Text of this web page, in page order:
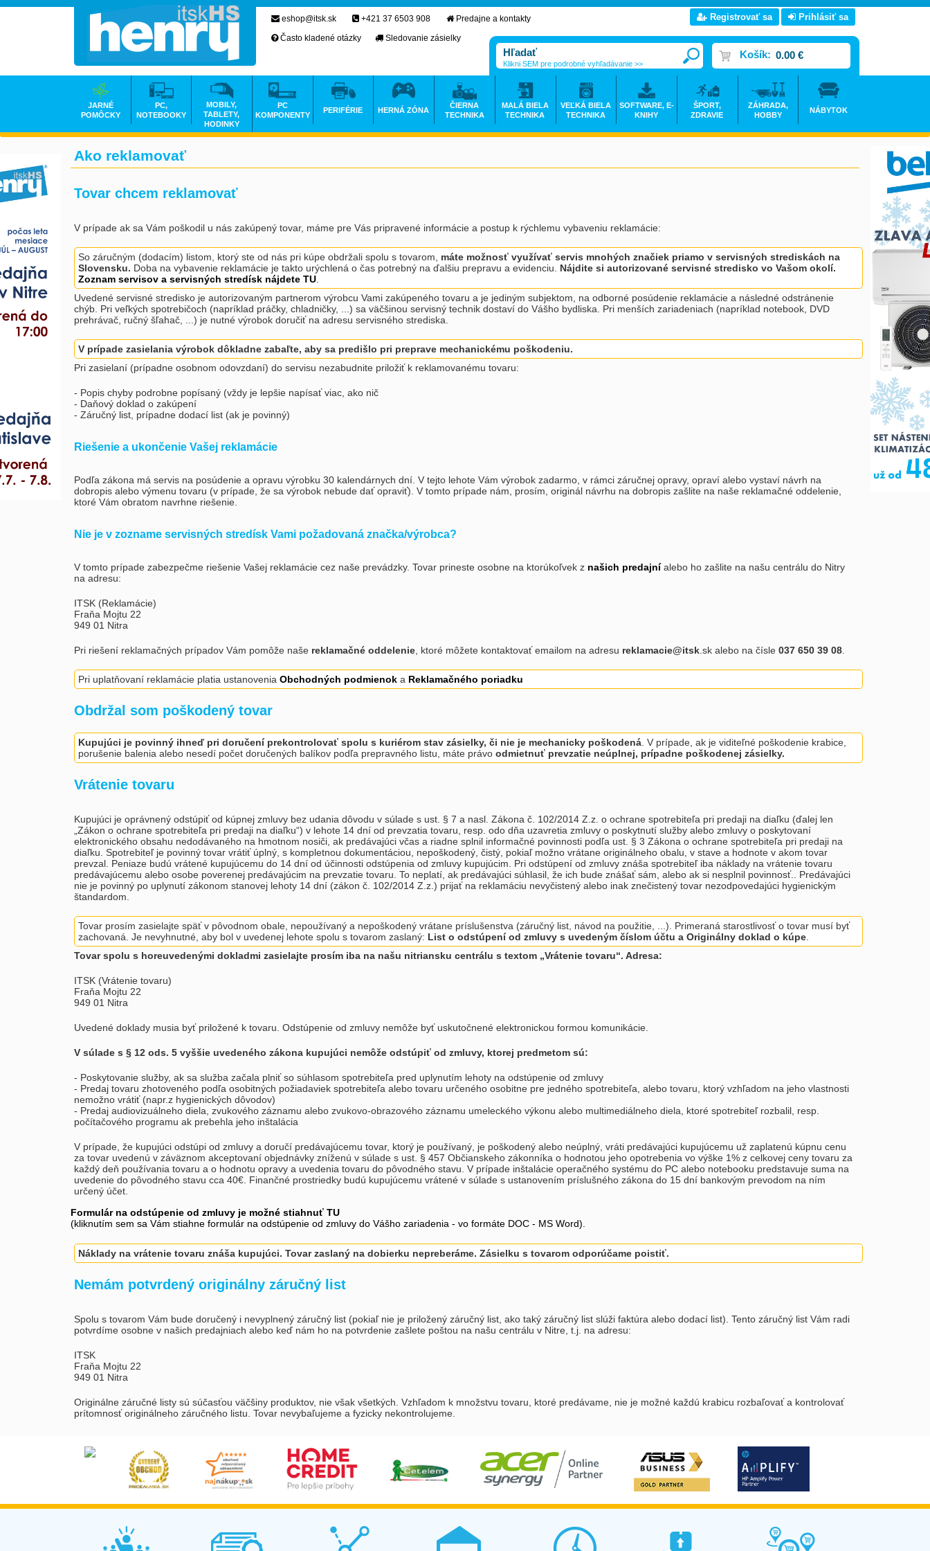
Ako reklamovať
Tovar chcem reklamovať
V prípade ak sa Vám poškodil u nás zakúpený tovar, máme pre Vás pripravené informácie a postup k rýchlemu vybaveniu reklamácie:
So záručným (dodacím) listom, ktorý ste od nás pri kúpe obdržali spolu s tovarom, máte možnosť využívať servis mnohých značiek priamo v servisných strediskách na
Slovensku. Doba na vybavenie reklamácie je takto urýchlená o čas potrebný na ďalšiu prepravu a evidenciu. Nájdite si autorizované servisné stredisko vo Vašom okolí.
Zoznam servisov a servisných stredísk nájdete TU
Uvedené servisné stredisko je autorizovaným partnerom výrobcu Vami zakúpeného tovaru a je jediným subjektom, na odborné posúdenie reklamácie a následné odstránenie
chýb. Pri veľkých spotrebičoch (napríklad práčky, chladničky, ...) sa väčšinou servisný technik dostaví do Vášho bydliska. Pri menších zariadeniach (napríklad notebook, DVD
prehrávač, ručný šľahač, ...) je nutné výrobok doručiť na adresu servisného strediska.
V prípade zasielania výrobok dôkladne zabaľte, aby sa predišlo pri preprave mechanickému poškodeniu.
Pri zasielaní (prípadne osobnom odovzdaní) do servisu nezabudnite priložiť k reklamovanému tovaru:
- Popis chyby podrobne popísaný (vždy je lepšie napísať viac, ako nič
- Daňový doklad o zakúpení
- Záručný list, prípadne dodací list (ak je povinný)
Riešenie a ukončenie Vašej reklamácie
Podľa zákona má servis na posúdenie a opravu výrobku 30 kalendárnych dní. V tejto lehote Vám výrobok zadarmo, v rámci záručnej opravy, opraví alebo vystaví návrh na
dobropis alebo výmenu tovaru (v prípade, že sa výrobok nebude dať opraviť). V tomto prípade nám, prosím, originál návrhu na dobropis zašlite na naše reklamačné oddelenie,
ktoré Vám obratom navrhne riešenie.
Nie je v zozname servisných stredísk Vami požadovaná značka/výrobca?
V tomto prípade zabezpečme riešenie Vašej reklamácie cez naše prevádzky. Tovar prineste osobne na ktorúkoľvek z našich predajníalebo ho zašlite na našu centrálu do Nitry
na adresu:
ITSK (Reklamácie)
Fraňa Mojtu 22
949 01 Nitra
Pri riešení reklamačných prípadov Vám pomôže naše reklamačné oddelenie , ktoré môžete kontaktovať emailom na adresu reklamacie@itsk .sk alebo na čísle 037 650 39 08
Pri uplatňovaní reklamácie platia ustanovenia Obchodných podmienok a Reklamačného poriadku
Obdržal som poškodený tovar
Kupujúci je povinný ihneď pri doručení prekontrolovať spolu s kuriérom stav zásielky, či nie je mechanicky poškodená . V prípade, ak je viditeľné poškodenie krabice,
porušenie balenia alebo nesedí počet doručených balíkov podľa prepravného listu, máte právo odmietnuť prevzatie neúplnej, prípadne poškodenej zásielky.
Vrátenie tovaru
Kupujúci je oprávnený odstúpiť od kúpnej zmluvy bez udania dôvodu v súlade s ust. § 7 a nasl. Zákona č. 102/2014 Z.z. o ochrane spotrebiteľa pri predaji na diaľku (ďalej len
„Zákon o ochrane spotrebiteľa pri predaji na diaľku“) v lehote 14 dní od prevzatia tovaru, resp. odo dňa uzavretia zmluvy o poskytnutí služby alebo zmluvy o poskytovaní
elektronického obsahu nedodávaného na hmotnom nosiči, ak predávajúci včas a riadne splnil informačné povinnosti podľa ust. § 3 Zákona o ochrane spotrebiteľa pri predaji na
diaľku. Spotrebiteľ je povinný tovar vrátiť úplný, s kompletnou dokumentáciou, nepoškodený, čistý, pokiaľ možno vrátane originálneho obalu, v stave a hodnote v akom tovar
prevzal. Peniaze budú vrátené kupujúcemu do 14 dní od účinnosti odstúpenia od zmluvy kupujúcim. Pri odstúpení od zmluvy znáša spotrebiteľ iba náklady na vrátenie tovaru
predávajúcemu alebo osobe poverenej predávajúcim na prevzatie tovaru. To neplatí, ak predávajúci súhlasil, že ich bude znášať sám, alebo ak si nesplnil povinnosť.. Predávajúci
nie je povinný po uplynutí zákonom stanovej lehoty 14 dní (zákon č. 102/2014 Z.z.) prijať na reklamáciu nevyčistený alebo inak znečistený tovar nezodpovedajúci hygienickým
štandardom.
Tovar prosím zasielajte späť v pôvodnom obale, nepoužívaný a nepoškodený vrátane príslušenstva (záručný list, návod na použitie, ...). Primeraná starostlivosť o tovar musí byť
zachovaná. Je nevyhnutné, aby bol v uvedenej lehote spolu s tovarom zaslaný: List o odstúpení od zmluvy s uvedeným číslom účtu a Originálny doklad o kúpe
Tovar spolu s horeuvedenými dokladmi zasielajte prosím iba na našu nitriansku centrálu s textom „Vrátenie tovaru“. Adresa:
ITSK (Vrátenie tovaru)
Fraňa Mojtu 22
949 01 Nitra
Uvedené doklady musia byť priložené k tovaru. Odstúpenie od zmluvy nemôže byť uskutočnené elektronickou formou komunikácie.
V súlade s § 12 ods. 5 vyššie uvedeného zákona kupujúci nemôže odstúpiť od zmluvy, ktorej predmetom sú:
- Poskytovanie služby, ak sa služba začala plniť so súhlasom spotrebiteľa pred uplynutím lehoty na odstúpenie od zmluvy
- Predaj tovaru zhotoveného podľa osobitných požiadaviek spotrebiteľa alebo tovaru určeného osobitne pre jedného spotrebiteľa, alebo tovaru, ktorý vzhľadom na jeho vlastnosti
nemožno vrátiť (napr.z hygienických dôvodov)
- Predaj audiovizuálneho diela, zvukového záznamu alebo zvukovo-obrazového záznamu umeleckého výkonu alebo multimediálneho diela, ktoré spotrebiteľ rozbalil, resp.
počítačového programu ak prebehla jeho inštalácia
V prípade, že kupujúci odstúpi od zmluvy a doručí predávajúcemu tovar, ktorý je používaný, je poškodený alebo neúplný, vráti predávajúci kupujúcemu už zaplatenú kúpnu cenu
za tovar uvedenú v záväznom akceptovaní objednávky zníženú v súlade s ust. § 457 Občianskeho zákonníka o hodnotou jeho opotrebenia vo výške 1% z celkovej ceny tovaru za
každý deň používania tovaru a o hodnotu opravy a uvedenia tovaru do pôvodného stavu. V prípade inštalácie operačného systému do PC alebo notebooku predstavuje suma na
uvedenie do pôvodného stavu cca 40€. Finančné prostriedky budú kupujúcemu vrátené v súlade s ustanovením príslušného zákona do 15 dní bankovým prevodom na ním
určený účet.
Formulár na odstúpenie od zmluvy je možné stiahnuť TU
(kliknutím sem sa Vám stiahne formulár na odstúpenie od zmluvy do Vášho zariadenia - vo formáte DOC - MS Word).
Náklady na vrátenie tovaru znáša kupujúci. Tovar zaslaný na dobierku nepreberáme. Zásielku s tovarom odporúčame poistiť.
Nemám potvrdený originálny záručný list
Spolu s tovarom Vám bude doručený i nevyplnený záručný list (pokiaľ nie je priložený záručný list, ako taký záručný list slúži faktúra alebo dodací list). Tento záručný list Vám radi
potvrdíme osobne v našich predajniach alebo keď nám ho na potvrdenie zašlete poštou na našu centrálu v Nitre, t.j. na adresu:
ITSK
Fraňa Mojtu 22
949 01 Nitra
Originálne záručné listy sú súčasťou väčšiny produktov, nie však všetkých. Vzhľadom k množstvu tovaru, ktoré predávame, nie je možné každú krabicu rozbaľovať a kontrolovať
prítomnosť originálneho záručného listu. Tovar nevybaľujeme a fyzicky nekontrolujeme.
eshop@itsk.sk +421 37 6503 908
Predajne a kontakty
Často kladené otázky
Sledovanie zásielky
Registrovať sa Prihlásiť sa
Košík: 0.00 €
Klikni SEM pre podrobné vyhľadávanie >>
JARNÉ
POMÔCKY
PC,
NOTEBOOKY
MOBILY,
TABLETY,
HODINKY
PC
KOMPONENTY
PERIFÉRIE HERNÁ ZÓNA
ČIERNA
TECHNIKA
MALÁ BIELA
TECHNIKA
VEĽKÁ BIELA
TECHNIKA
SOFTWARE, E-
KNIHY
ŠPORT,
ZDRAVIE
ZÁHRADA,
HOBBY
NÁBYTOK